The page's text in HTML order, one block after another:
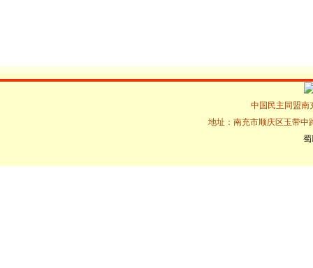
中国民主同盟南
地址：南充市顺庆区玉带中
蜀